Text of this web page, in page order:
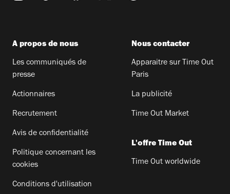
A propos de nous
Les communiqués de
presse
Actionnaires
Recrutement
Avis de confidentialité
Politique concernant les
cookies
Conditions d'utilisation
Nous contacter
Apparaitre sur Time Out
Paris
La publicité
Time Out Market
L'offre Time Out
Time Out worldwide